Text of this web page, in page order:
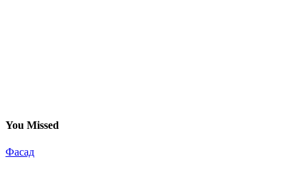
You Missed
Фасад